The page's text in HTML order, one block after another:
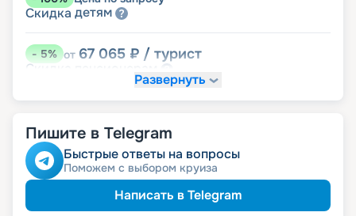
Скидка детям
-5% от 67 065 ₽ / турист
Скидка
Развернуть
Пишите в Telegram
Быстрые ответы на вопросы
Поможем с выбором круиза
Написать в Telegram